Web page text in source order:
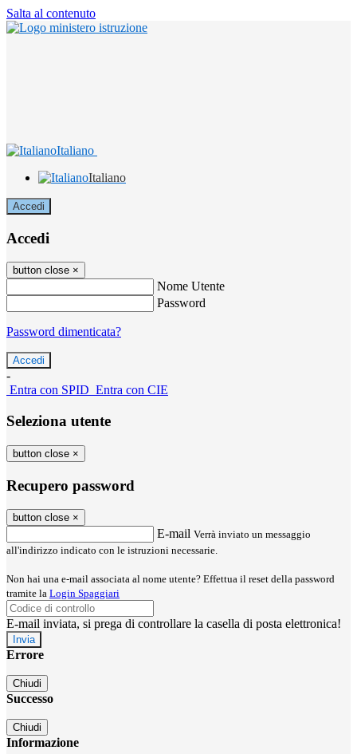
Salta al contenuto
Italiano
Italiano
Accedi
Accedi
button close ×
Nome Utente
Password
Password dimenticata?
-
Entra con SPID Entra con CIE
Seleziona utente
button close ×
Recupero password
button close ×
E-mail Verrà inviato un messaggio
all'indirizzo indicato con le istruzioni necessarie.
Non hai una e-mail associata al nome utente? Effettua il reset della password
tramite la Login Spaggiari
E-mail inviata, si prega di controllare la casella di posta elettronica!
Errore
Chiudi
Successo
Chiudi
Informazione